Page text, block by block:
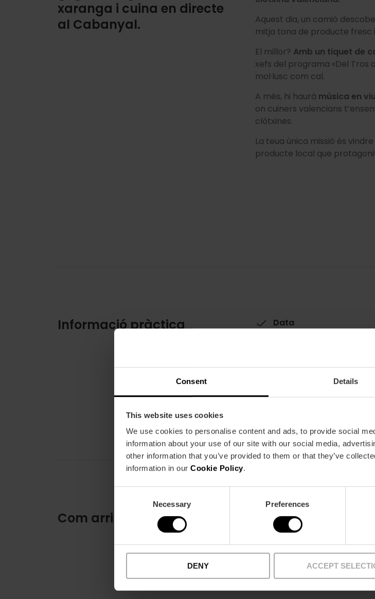
Consent Details
This website uses cookies
We use cookies to personalise content and ads, to provide social
information about your use of our site with our social media,
other information that you’ve provided to them or that they’ve
information in our Cookie Policy.
Necessary Preferences
DENY ACCEPT
xaranga i cuina en directe
al Cabanyal.
Aquest dia, un camió
mitja tona de producte fresc
El millor? Amb un tiquet de
xefs del programa «Del Tros
mol·lusc com cal.
A més, hi haurà música en
on cuiners valencians
clòtxines.
La teua única missió és
producte local que
Informació pràctica Data
Gratuït.
Com arribar Metro
L6, L8